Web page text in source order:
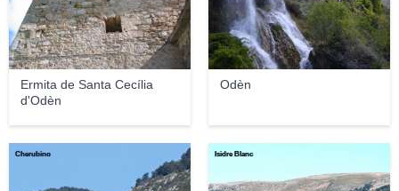
Ermita de Santa Cecília
d'Odèn
Odèn
Cherubino Isidre Blanc